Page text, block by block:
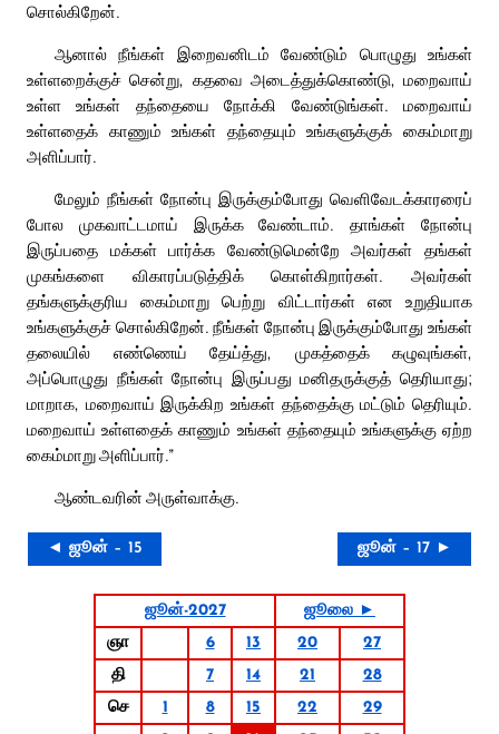
சொல்கிறேன்.
ஆனால் நீங்கள் இறைவனிடம் வேண்டும் பொழுது உங்கள்
உள்ளறைக்குச் சென்று, கதவை அடைத்துக்கொண்டு, மறைவாய்
உள்ள உங்கள் தந்தையை நோக்கி வேண்டுங்கள். மறைவாய்
உள்ளதைக் காணும் உங்கள் தந்தையும் உங்களுக்குக் கைம்மாறு
அளிப்பார்.
மேலும் நீங்கள் நோன்பு இருக்கும்போது வெளிவேடக்காரரைப்
போல முகவாட்டமாய் இருக்க வேண்டாம். தாங்கள் நோன்பு
இருப்பதை மக்கள் பார்க்க வேண்டுமென்றே அவர்கள் தங்கள்
முகங்களை விகாரப்படுத்திக் கொள்கிறார்கள். அவர்கள்
தங்களுக்குரிய கைம்மாறு பெற்று விட்டார்கள் என உறுதியாக
உங்களுக்குச் சொல்கிறேன். நீங்கள் நோன்பு இருக்கும்போது உங்கள்
தலையில் எண்ணெய் தேய்த்து, முகத்தைக் கழுவுங்கள்,
அப்பொழுது நீங்கள் நோன்பு இருப்பது மனிதருக்குத் தெரியாது;
மாறாக, மறைவாய் இருக்கிற உங்கள் தந்தைக்கு மட்டும் தெரியும்.
மறைவாய் உள்ளதைக் காணும் உங்கள் தந்தையும் உங்களுக்கு ஏற்ற
கைம்மாறு அளிப்பார்.”
ஆண்டவரின் அருள்வாக்கு.
◄ ஜூன் – 15 ஜூன் – 17 ►
ஜூன்-2027
ஜூலை ►
ஞா
6 13 20
27
தி
7 14 21
28
செ
1 8 15 22
29